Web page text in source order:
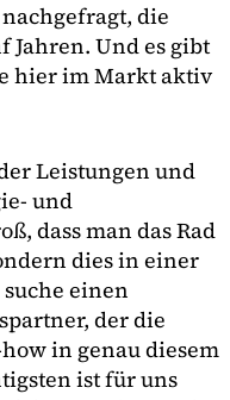
die
Und es gibt
hier im Markt aktiv
Leistungen und
und
dass man das Rad
dies in einer
einen
der die
in genau diesem
ist für uns